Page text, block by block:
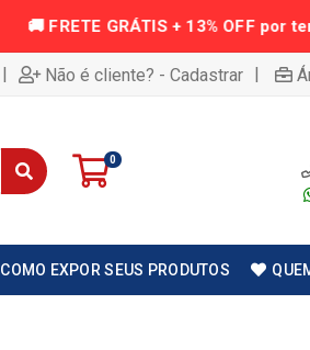
| Não é cliente? - Cadastrar |
0
COMO EXPOR SEUS PRODUTOS